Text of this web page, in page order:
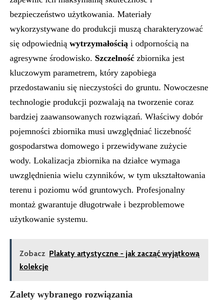
bezpieczeństwo użytkowania. Materiały
wykorzystywane do produkcji muszą charakteryzować
się odpowiednią wytrzymałością i odpornością na
agresywne środowisko. Szczelność zbiornika jest
kluczowym parametrem, który zapobiega
przedostawaniu się nieczystości do gruntu. Nowoczesne
technologie produkcji pozwalają na tworzenie coraz
bardziej zaawansowanych rozwiązań. Właściwy dobór
pojemności zbiornika musi uwzględniać liczebność
gospodarstwa domowego i przewidywane zużycie
wody. Lokalizacja zbiornika na działce wymaga
uwzględnienia wielu czynników, w tym ukształtowania
terenu i poziomu wód gruntowych. Profesjonalny
montaż gwarantuje długotrwałe i bezproblemowe
użytkowanie systemu.
Zobacz Plakaty artystyczne - jak zacząć wyjątkową
kolekcję
Zalety wybranego rozwiązania